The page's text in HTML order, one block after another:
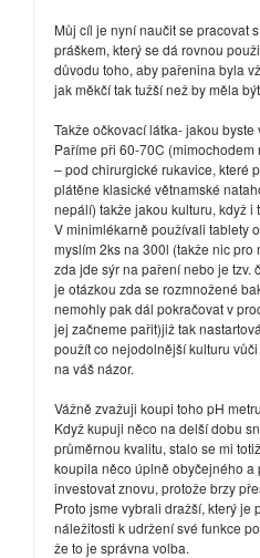
Můj cíl je nyní naučit se pracovat
práškem, který se dá rovnou
důvodu toho, aby pařenina byla
jak měkčí tak tužší než by měla
Takže očkovací látka- jakou
Paříme při 60-70C
– pod chirurgické rukavice, které
plátěne klasické větnamské
nepálí) takže jakou kulturu, když i
V minimlékarně používali tablety
myslím 2ks na 300l (takže nic
zda jde sýr na paření nebo je tzv.
je otázkou zda se rozmnožené
nemohly pak dál pokračovat v
jej začneme pařit)již tak
použít co nejodolnější kulturu
na váš názor.
Vážně zvažuji koupi toho pH
Když kupuji něco na delší dobu
průměrnou kvalitu, stalo se mi
koupila něco úplně obyčejného a
investovat znovu, protože brzy
Proto jsme vybrali dražší, který je
náležitosti k udržení své funkce
že to je správna volba.